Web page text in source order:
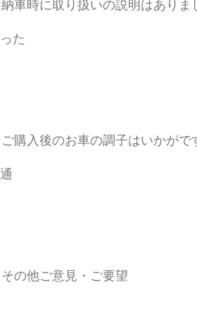
車時に取り扱いの説明はありま
た
購入後のお車の調子はいかがで
の他ご意見・ご要望